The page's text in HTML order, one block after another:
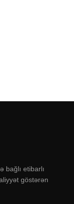
bağlı etibarlı
göstərən